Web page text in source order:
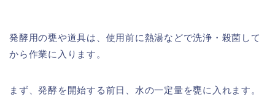
発酵用の甕や道具は、使用前に熱湯などで洗浄・殺菌して
から作業に入ります。
まず、発酵を開始する前日、水の一定量を甕に入れます。